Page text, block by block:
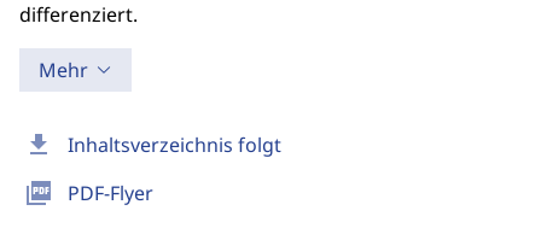
download Inhaltsverzeichnis folgt
picture_as_pdf PDF-Flyer
differenziert.
Mehr